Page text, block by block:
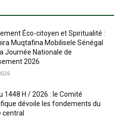
Éco-citoyen et Spiritualité :
Muqtafina Mobilisele Sénégal
Journée Nationale de
2026
1448 H / 2026 : le Comité
dévoile les fondements du
central